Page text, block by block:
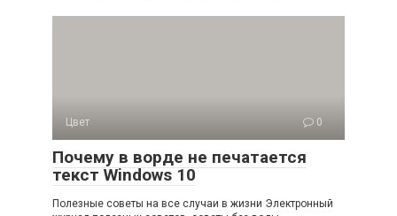
Цвет 0
Почему в ворде не печатается
текст Windows 10
Полезные советы на все случаи в жизни Электронный